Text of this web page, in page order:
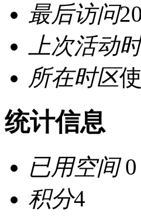
最后访问
上次活动
所在时区
统计信息
已用空间0
积分4